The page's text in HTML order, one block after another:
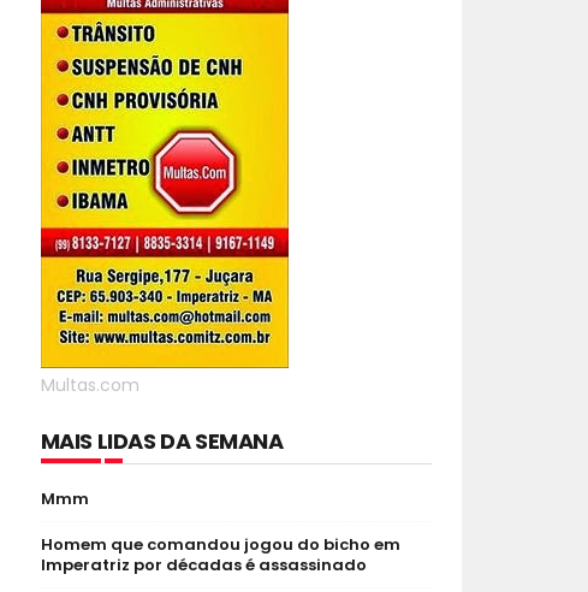
Multas.com
MAIS LIDAS DA SEMANA
Mmm
Homem que comandou jogou do bicho em
Imperatriz por décadas é assassinado